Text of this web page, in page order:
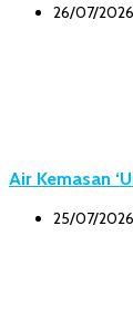
26/07/2026
Air Kemasan
25/07/2026